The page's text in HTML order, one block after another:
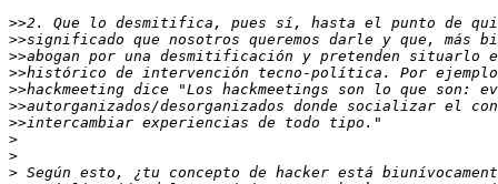
>>
>>
>>
>>
>>
>>
>>
>
>
>